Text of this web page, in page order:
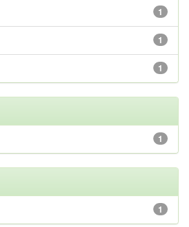
1
1
1
1
1